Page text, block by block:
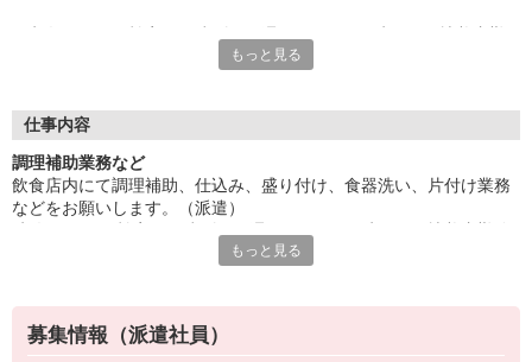
務もOK！短時間勤務の方は時給1300円となります。
えるようサポートします。
迎！OJTありで安心。ご応募お待ちしています。
『テクノ・サービス』は、派遣業界大手スタッフサービスグルー
全国にあるお仕事の中から、一人ひとりのスキルや希望条件に応
安全管理体制も万全ですので安心してご就業いただけます。
登録方法は、【オンライン】【電話】【登録会来場】の3つから
もっと見る
仕事内容
調理補助業務など
飲食店内にて調理補助、仕込み、盛り付け、食器洗い、片付け業務
などをお願いします。（派遣）
もOK！短時間勤務の方は時給1300円となります。
ようサポートします。
＊技術が身につきます
もっと見る
募集情報（派遣社員）